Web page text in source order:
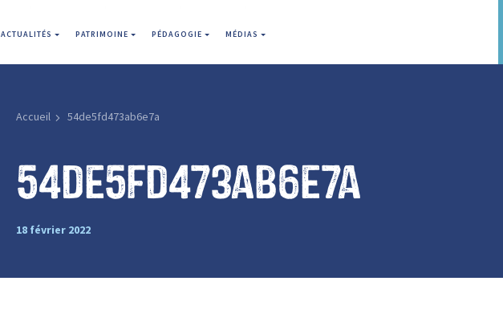
ACTUALITÉS PATRIMOINE PÉDAGOGIE MÉDIAS
Accueil 54de5fd473ab6e7a
54de5fd473ab6e7a
18 février 2022